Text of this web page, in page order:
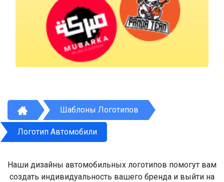
Шаблоны Логотипов
Логотип Автомобили
Наши дизайны автомобильных логотипов помогут вам
создать индивидуальность вашего бренда и выйти на